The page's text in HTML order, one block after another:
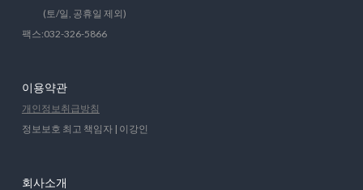
(토/일, 공휴일 제외)
팩스:032-326-5866
이용약관
개인정보취급방침
정보보호 최고 책임자 | 이강인
회사소개